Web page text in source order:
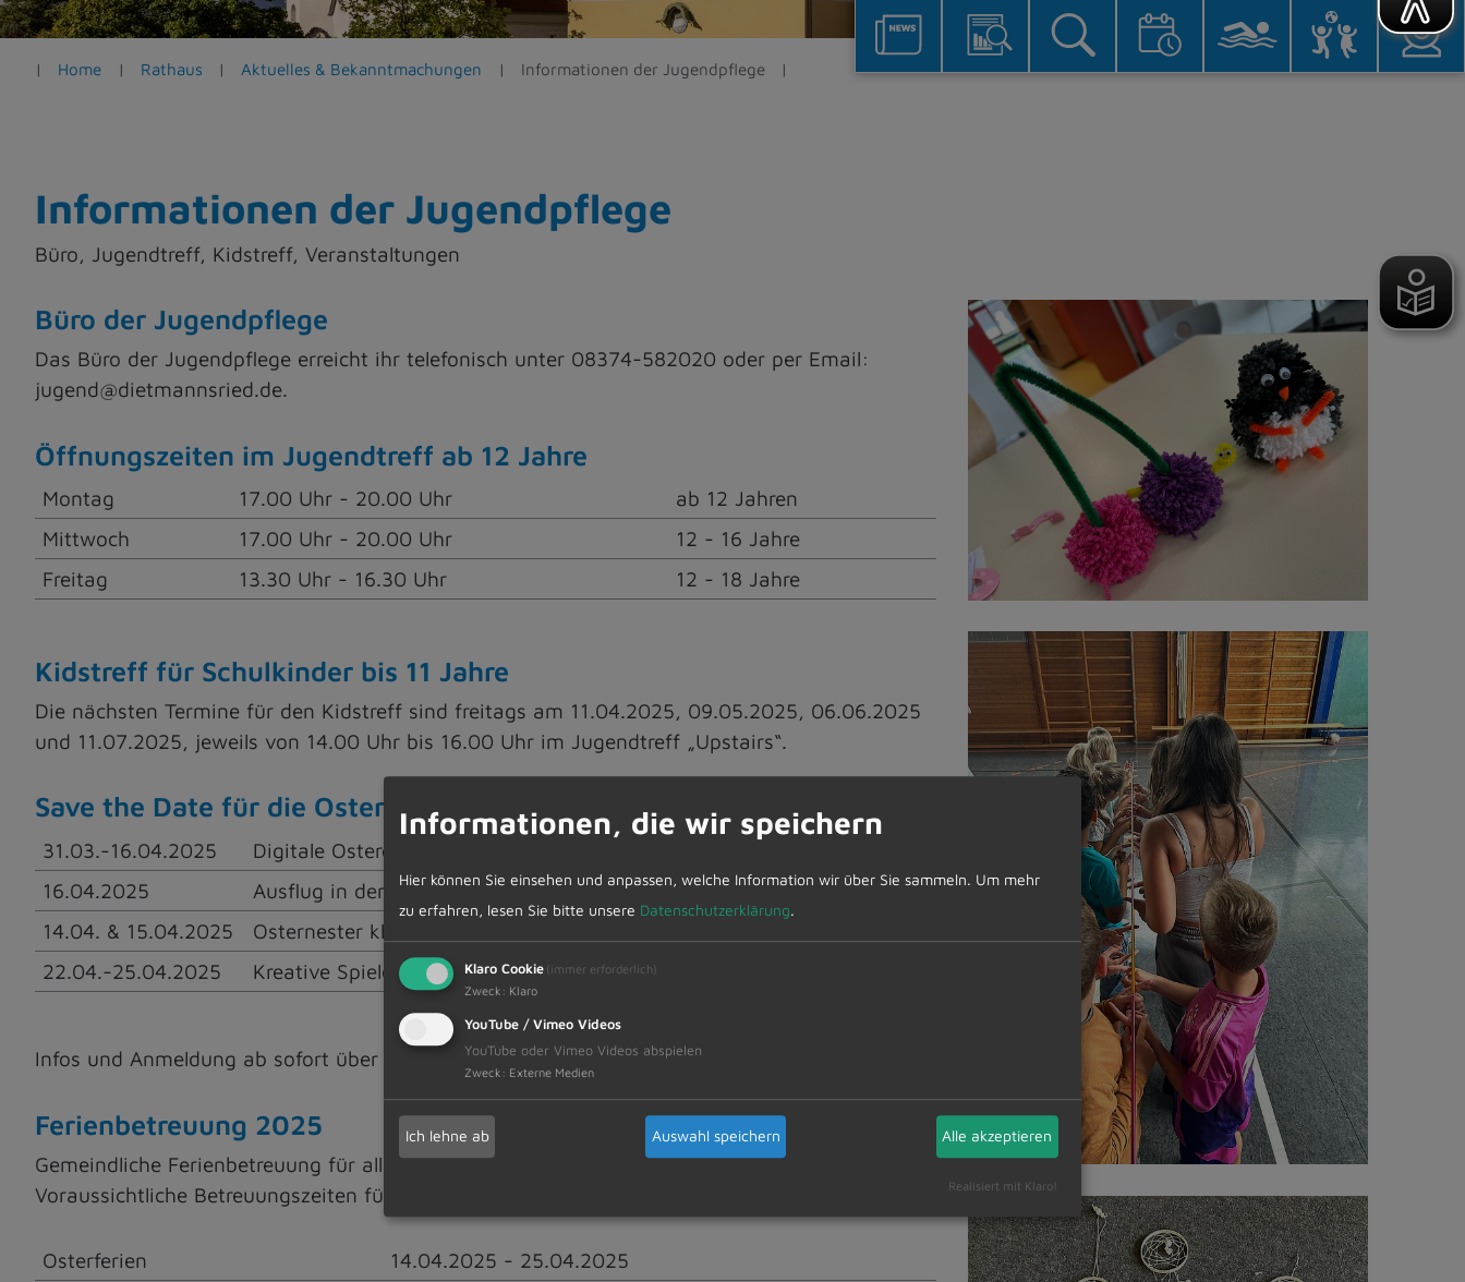
e
n
Home Rathaus Aktuelles & Bekanntmachungen Informationen der Jugendpflege
Informationen der Jugendpflege
Büro, Jugendtreff, Kidstreff, Veranstaltungen
Büro der Jugendpflege
Das Büro der Jugendpflege erreicht ihr telefonisch unter 08374-582020 oder per Email:
jugend@dietmannsried.de.
Öffnungszeiten im Jugendtreff ab 12 Jahre
Montag 17.00 Uhr - 20.00 Uhr
ab 12 Jahren
Mittwoch
17.00 Uhr - 20.00 Uhr
12 - 16 Jahre
Freitag
13.30 Uhr - 16.30 Uhr 12 - 18 Jahre
Kidstreff für Schulkinder bis 11 Jahre
Die nächsten Termine für den Kidstreff sind freitags am 11.04.2025, 09.05.2025, 06.06.2025
und 11.07.2025, jeweils von 14.00 Uhr bis 16.00 Uhr im Jugendtreff „Upstairs“.
Save the Date für die Osterferien
31.03.-16.04.2025
Digitale Ostereiersuche
16.04.2025
Ausflug in den Europapark
ab 12 Jahre
14.04. & 15.04.2025
Osternester kleistern
22.04.-25.04.2025
Kreative Spiele meets Lederbearbeitung - Aktionswoche
Infos und Anmeldung ab sofort über www.unser-ferienprogramm.de/dietmannsried
Ferienbetreuung 2025
Gemeindliche Ferienbetreuung für alle Schulkinder im Alter von 6-12 Jahre:
Voraussichtliche Betreuungszeiten für das Jahr 2025:
Osterferien
14.04.2025 - 25.04.2025
Informationen, die wir speichern
Hier können Sie einsehen und anpassen, welche Information wir über Sie sammeln. Um mehr
zu erfahren, lesen Sie bitte unsere Datenschutzerklärung.
Klaro Cookie (immer erforderlich)
Zweck : Klaro
YouTube / Vimeo Videos
YouTube oder Vimeo Videos abspielen
Zweck : Externe Medien
Ich lehne ab Auswahl speichern Alle akzeptieren
Realisiert mit Klaro!